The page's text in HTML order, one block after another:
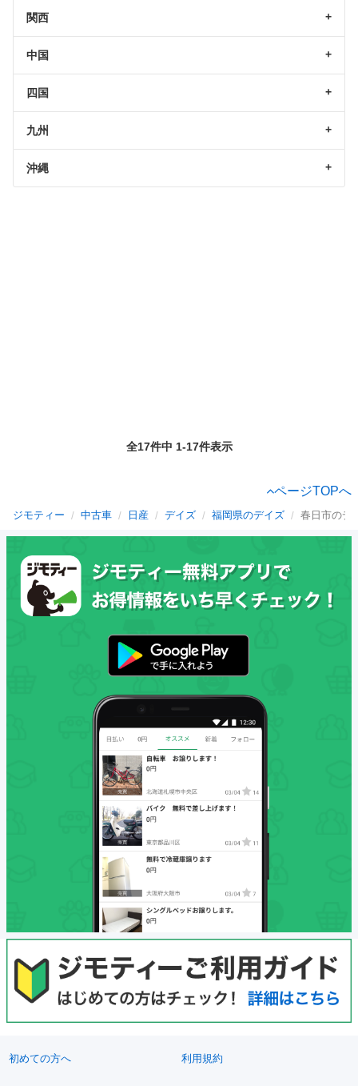
関西
中国
四国
九州
沖縄
全17件中 1-17件表示
ページTOPへ
ジモティー 中古車 日産 デイズ 福岡県のデイズ 春日市のデ
初めての方へ 利用規約